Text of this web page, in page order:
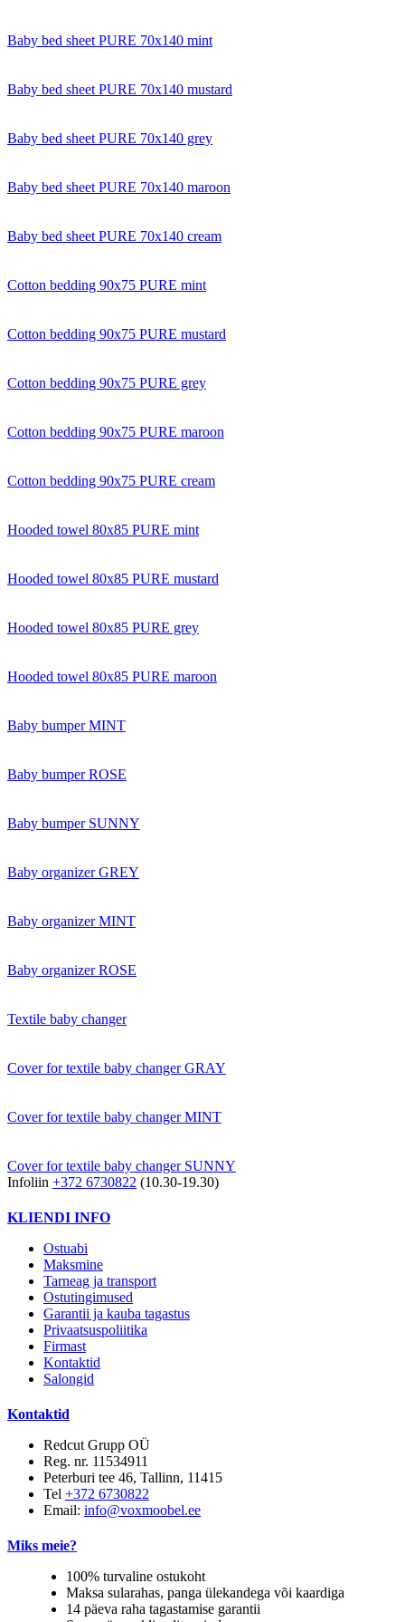
Baby bed sheet PURE 70x140 mint
Baby bed sheet PURE 70x140 mustard
Baby bed sheet PURE 70x140 grey
Baby bed sheet PURE 70x140 maroon
Baby bed sheet PURE 70x140 cream
Cotton bedding 90x75 PURE mint
Cotton bedding 90x75 PURE mustard
Cotton bedding 90x75 PURE grey
Cotton bedding 90x75 PURE maroon
Cotton bedding 90x75 PURE cream
Hooded towel 80x85 PURE mint
Hooded towel 80x85 PURE mustard
Hooded towel 80x85 PURE grey
Hooded towel 80x85 PURE maroon
Baby bumper MINT
Baby bumper ROSE
Baby bumper SUNNY
Baby organizer GREY
Baby organizer MINT
Baby organizer ROSE
Textile baby changer
Cover for textile baby changer GRAY
Cover for textile baby changer MINT
Cover for textile baby changer SUNNY
Infoliin +372 6730822 (10.30-19.30)
KLIENDI INFO
Ostuabi
Maksmine
Tarneag ja transport
Ostutingimused
Garantii ja kauba tagastus
Privaatsuspoliitika
Firmast
Kontaktid
Salongid
Kontaktid
Redcut Grupp OÜ
Reg. nr. 11534911
Peterburi tee 46, Tallinn, 11415
Tel +372 6730822
Email: info@voxmoobel.ee
Miks meie?
100% turvaline ostukoht
Maksa sularahas, panga ülekandega või kaardiga
14 päeva raha tagastamise garantii